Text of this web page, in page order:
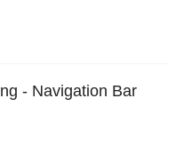
- Navigation Bar